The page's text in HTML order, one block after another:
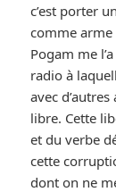
c’est porter
comme arme
Pogam me
radio à
avec
libre. Cette
et du verbe
cette
dont on ne